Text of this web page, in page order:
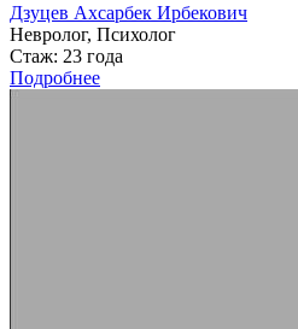
Дзуцев Ахсарбек Ирбекович
Невролог, Психолог
Стаж: 23 года
Подробнее